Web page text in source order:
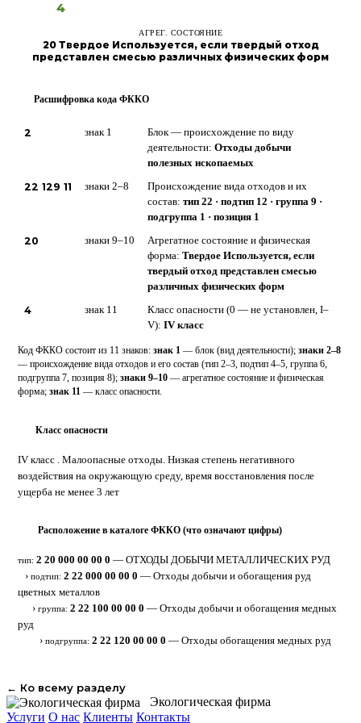
4
АГРЕГ. СОСТОЯНИЕ
20 Твердое Используется, если твердый отход
представлен смесью различных физических форм
Расшифровка кода ФККО
2 знак 1
Блок — происхождение по виду
деятельности: Отходы добычи
полезных ископаемых
22 129 11 знаки 2–8
Происхождение вида отходов и их
состав: тип 22 · подтип 12 · группа 9 ·
подгруппа 1 · позиция 1
20 знаки 9–10
Агрегатное состояние и физическая
форма: Твердое Используется, если
твердый отход представлен смесью
различных физических форм
4 знак 11
Класс опасности (0 — не установлен, I–
V): IV класс
Код ФККО состоит из 11 знаков: знак 1 — блок (вид деятельности); знаки 2–8
— происхождение вида отходов и его состав (тип 2–3, подтип 4–5, группа 6,
подгруппа 7, позиция 8); знаки 9–10 — агрегатное состояние и физическая
форма; знак 11 — класс опасности.
Класс опасности
IV класс . Малоопасные отходы. Низкая степень негативного
воздействия на окружающую среду, время восстановления после
ущерба не менее 3 лет
Расположение в каталоге ФККО (что означают цифры)
тип: 2 20 000 00 00 0 — ОТХОДЫ ДОБЫЧИ МЕТАЛЛИЧЕСКИХ РУД
› подтип: 2 22 000 00 00 0 — Отходы добычи и обогащения руд
цветных металлов
› группа: 2 22 100 00 00 0 — Отходы добычи и обогащения медных
руд
› подгруппа: 2 22 120 00 00 0 — Отходы обогащения медных руд
← Ко всему разделу
Экологическая фирма
Услуги О нас Клиенты Контакты